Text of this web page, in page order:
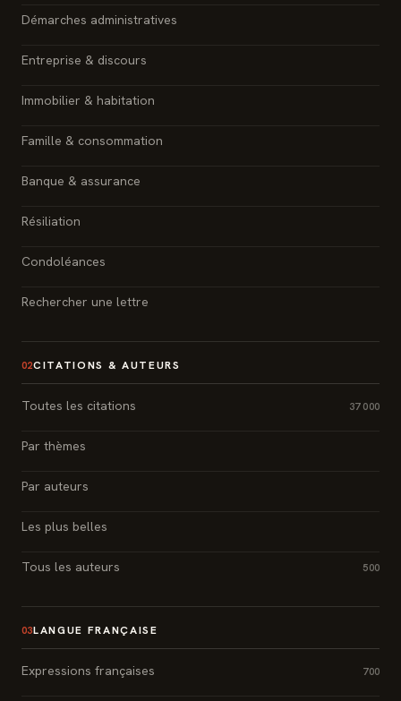
Démarches administratives
Entreprise & discours
Immobilier & habitation
Famille & consommation
Banque & assurance
Résiliation
Condoléances
Rechercher une lettre
02CITATIONS & AUTEURS
Toutes les citations 37 000
Par thèmes
Par auteurs
Les plus belles
Tous les auteurs 500
03LANGUE FRANÇAISE
Expressions françaises 700